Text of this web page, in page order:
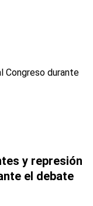
y represión
el debate